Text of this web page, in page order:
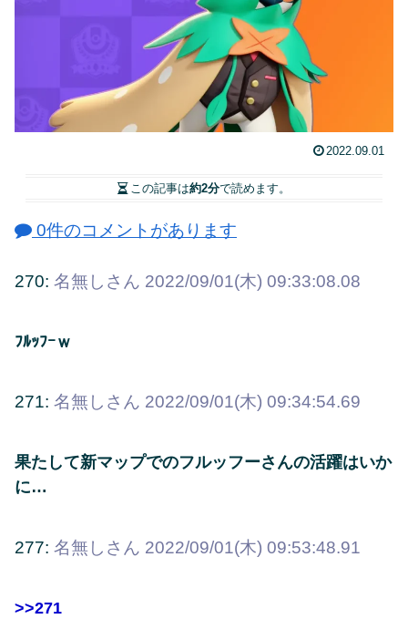
2022.09.01
この記事は約2分で読めます。
0件のコメントがあります
270: 名無しさん 2022/09/01(木) 09:33:08.08
ﾌﾙｯﾌｰｗ
271: 名無しさん 2022/09/01(木) 09:34:54.69
果たして新マップでのフルッフーさんの活躍はいか
に…
277: 名無しさん 2022/09/01(木) 09:53:48.91
>>271